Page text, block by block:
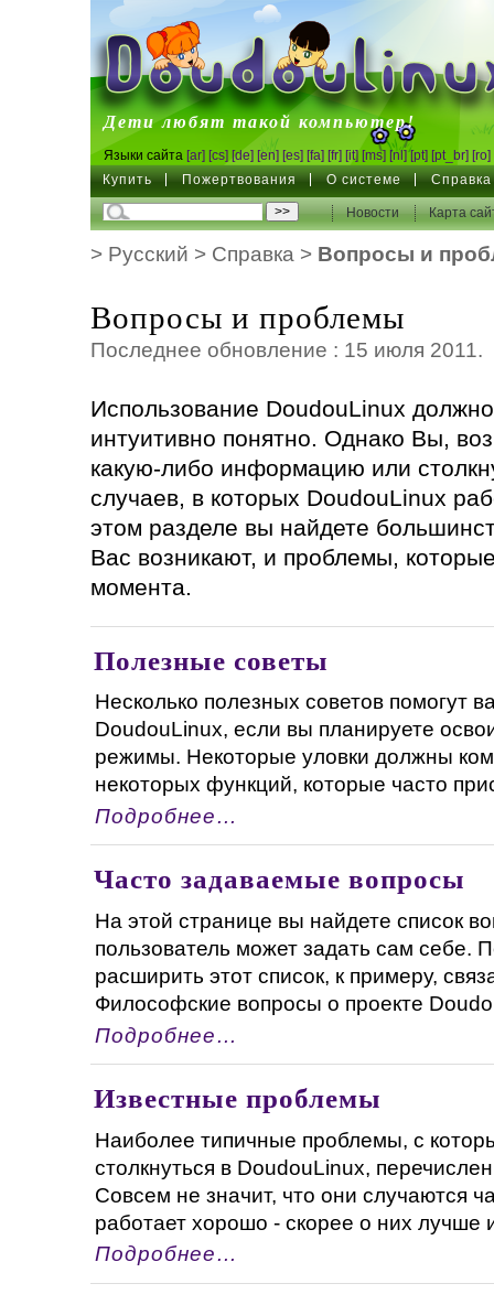
DoudouLinux
Дети любят такой компьютер!
Языки сайта [ar] [cs] [de] [en] [es] [fa] [fr] [it] [ms] [nl] [pt] [pt_br] [ro]
Купить Пожертвования О системе Справка
Новости Карта
> Русский > Справка > Вопросы и
Вопросы и проблемы
Последнее обновление : 15 июля 2011.
Использование DoudouLinux
интуитивно понятно. Однако Вы,
какую-либо информацию или
случаев, в которых DoudouLinux
этом разделе вы найдете
Вас возникают, и проблемы,
момента.
Полезные советы
Несколько полезных советов помогут
DoudouLinux, если вы планируете
режимы. Некоторые уловки должны
некоторых функций, которые часто
Подробнее…
Часто задаваемые вопросы
На этой странице вы найдете список
пользователь может задать сам себе.
расширить этот список, к примеру,
Философские вопросы о проекте
Подробнее…
Известные проблемы
Наиболее типичные проблемы, с
столкнуться в DoudouLinux,
Совсем не значит, что они случаются
работает хорошо - скорее о них лучше
Подробнее…